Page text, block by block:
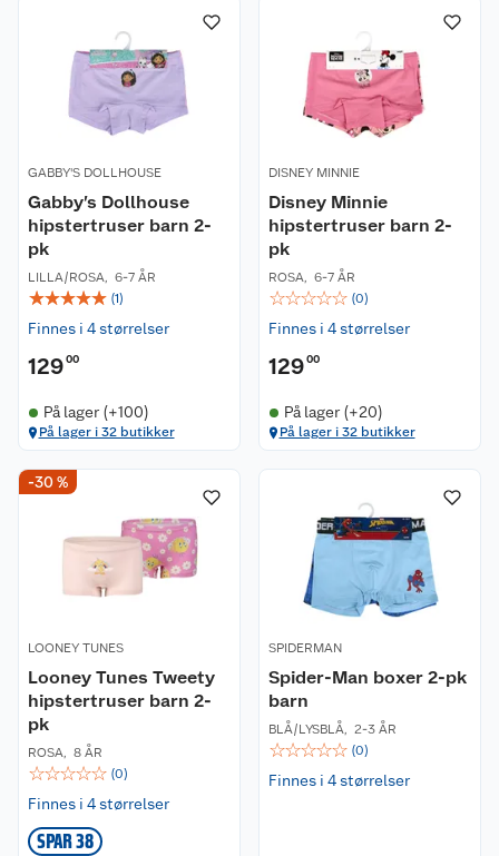
GABBY'S DOLLHOUSE
Gabby’s Dollhouse
hipstertruser barn 2-
pk
LILLA/ROSA, 6-7 ÅR
☆☆☆☆☆ (1)
Finnes i 4 størrelser
12900
På lager (+100)
På lager i 32 butikker
DISNEY MINNIE
Disney Minnie
hipstertruser barn 2-
pk
ROSA, 6-7 ÅR
☆☆☆☆☆ (0)
Finnes i 4 størrelser
12900
På lager (+20)
På lager i 32 butikker
-30 %
LOONEY TUNES
Looney Tunes Tweety
hipstertruser barn 2-
pk
ROSA, 8 ÅR
☆☆☆☆☆ (0)
Finnes i 4 størrelser
SPAR 38
SPIDERMAN
Spider-Man boxer 2-pk
barn
BLÅ/LYSBLÅ, 2-3 ÅR
☆☆☆☆☆ (0)
Finnes i 4 størrelser
Om oss
Nyheter
Våre butikker
Våre merkevarer
Coop kjeder
Kundeservice
Kontakt oss
Angre- og returrett
Reklamasjon og garanti
Ofte stilte spørsmål
Betalingsalternativer